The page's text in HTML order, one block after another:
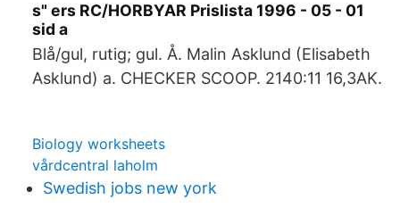
s" ers RC/HORBYAR Prislista 1996 - 05 - 01
sid a
Blå/gul, rutig; gul. Å. Malin Asklund (Elisabeth
Asklund) a. CHECKER SCOOP. 2140:11 16,3AK.
Biology worksheets
vårdcentral laholm
Swedish jobs new york